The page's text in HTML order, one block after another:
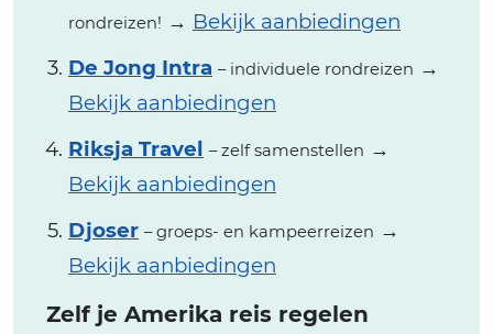
rondreizen! → Bekijk aanbiedingen
De Jong Intra – individuele rondreizen →
Bekijk aanbiedingen
Riksja Travel – zelf samenstellen →
Bekijk aanbiedingen
Djoser – groeps- en kampeerreizen →
Bekijk aanbiedingen
Zelf je Amerika reis regelen